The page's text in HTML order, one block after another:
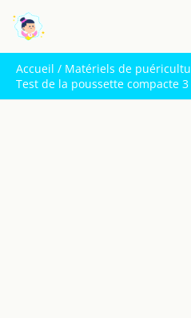
contenu
Accueil
Matériels de
Test de la poussette compacte 3
e
c
h
e